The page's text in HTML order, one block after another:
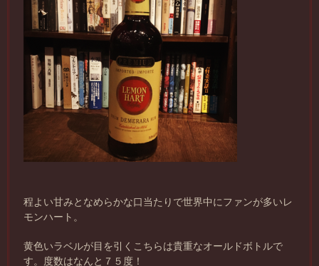
程よい甘みとなめらかな口当たりで世界中にファンが多いレ
モンハート。
黄色いラベルが目を引くこちらは貴重なオールドボトルで
す。度数はなんと７５度！